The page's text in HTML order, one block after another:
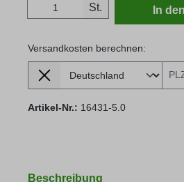
Produkt Anzahl: Gib
St. In
Versandkosten berechnen:
Lieferland
Versandkosten berechnen:
Artikel-Nr.: 16431-5.0
Beschreibung